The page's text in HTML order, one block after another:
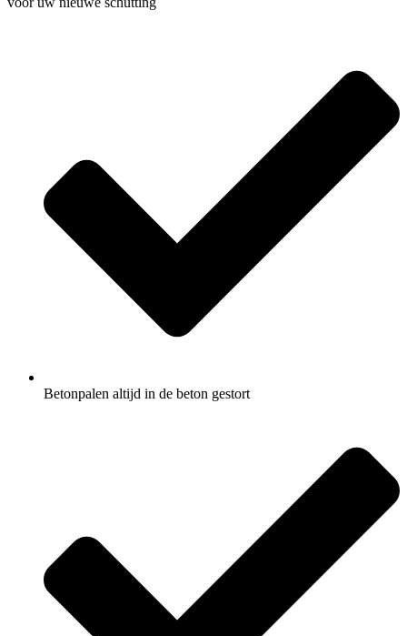
Betonpalen altijd in de beton gestort